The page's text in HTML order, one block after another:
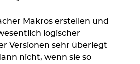
Makros erstellen und
logischer
Versionen sehr überlegt
nicht, wenn sie so